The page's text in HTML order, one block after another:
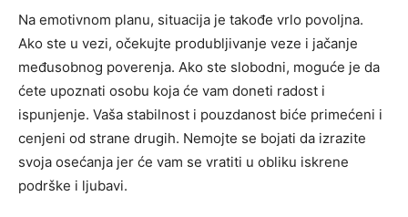
Na emotivnom planu, situacija je takođe vrlo povoljna.
Ako ste u vezi, očekujte produbljivanje veze i jačanje
međusobnog poverenja. Ako ste slobodni, moguće je da
ćete upoznati osobu koja će vam doneti radost i
ispunjenje. Vaša stabilnost i pouzdanost biće primećeni i
cenjeni od strane drugih. Nemojte se bojati da izrazite
svoja osećanja jer će vam se vratiti u obliku iskrene
podrške i ljubavi.